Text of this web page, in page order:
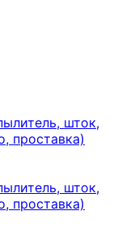
шток,
проставка)
шток,
проставка)